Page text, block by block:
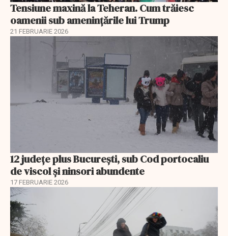
Tensiune maxină la Teheran. Cum trăiesc
oamenii sub amenințările lui Trump
21 FEBRUARIE 2026
12 județe plus București, sub Cod portocaliu
de viscol și ninsori abundente
17 FEBRUARIE 2026